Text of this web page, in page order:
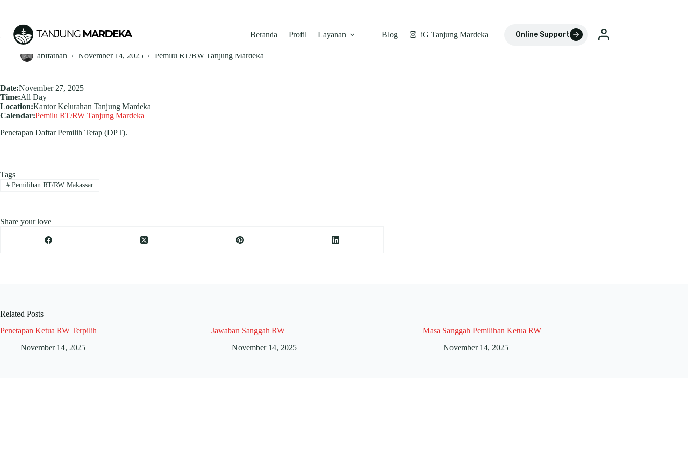
Beranda
Profil Layanan Blog iG Tanjung Mardeka Online Support
Penetapan Daftar Pemilih Tetap (DPT).
abifathan November 14, 2025 Pemilu RT/RW Tanjung Mardeka
Date:November 27, 2025
Time:All Day
Location:Kantor Kelurahan Tanjung Mardeka
Calendar:Pemilu RT/RW Tanjung Mardeka
Penetapan Daftar Pemilih Tetap (DPT).
Tags
#Pemilihan RT/RW Makassar
Share your love
Related Posts
Penetapan Ketua RW Terpilih
November 14, 2025
Jawaban Sanggah RW
November 14, 2025
Masa Sanggah Pemilihan Ketua RW
November 14, 2025